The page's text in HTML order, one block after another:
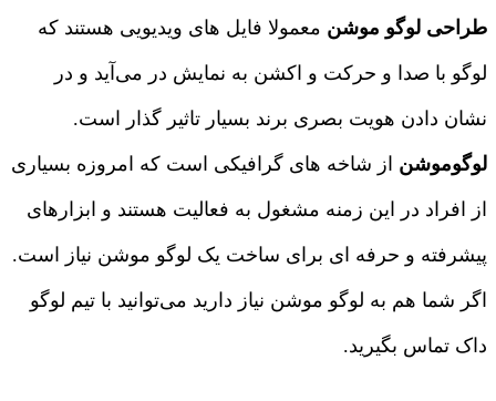
طراحی لوگو موشن معمولا فایل های ویدیویی هستند که
لوگو با صدا و حرکت و اکشن به نمایش در می‌آید و در
نشان دادن هویت بصری برند بسیار تاثیر گذار است.
لوگوموشن از شاخه های گرافیکی است که امروزه بسیاری
از افراد در این زمنه مشغول به فعالیت هستند و ابزارهای
پیشرفته و حرفه ای برای ساخت یک لوگو موشن نیاز است.
اگر شما هم به لوگو موشن نیاز دارید می‌توانید با تیم لوگو
داک تماس بگیرید.